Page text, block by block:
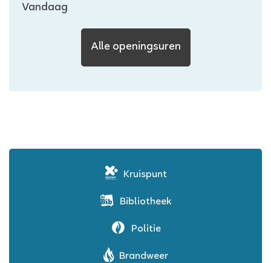
Openingsuren
Vandaag
Alle openingsurenSociaal
Huis
Kruispunt
Bibliotheek
Politie
Brandweer